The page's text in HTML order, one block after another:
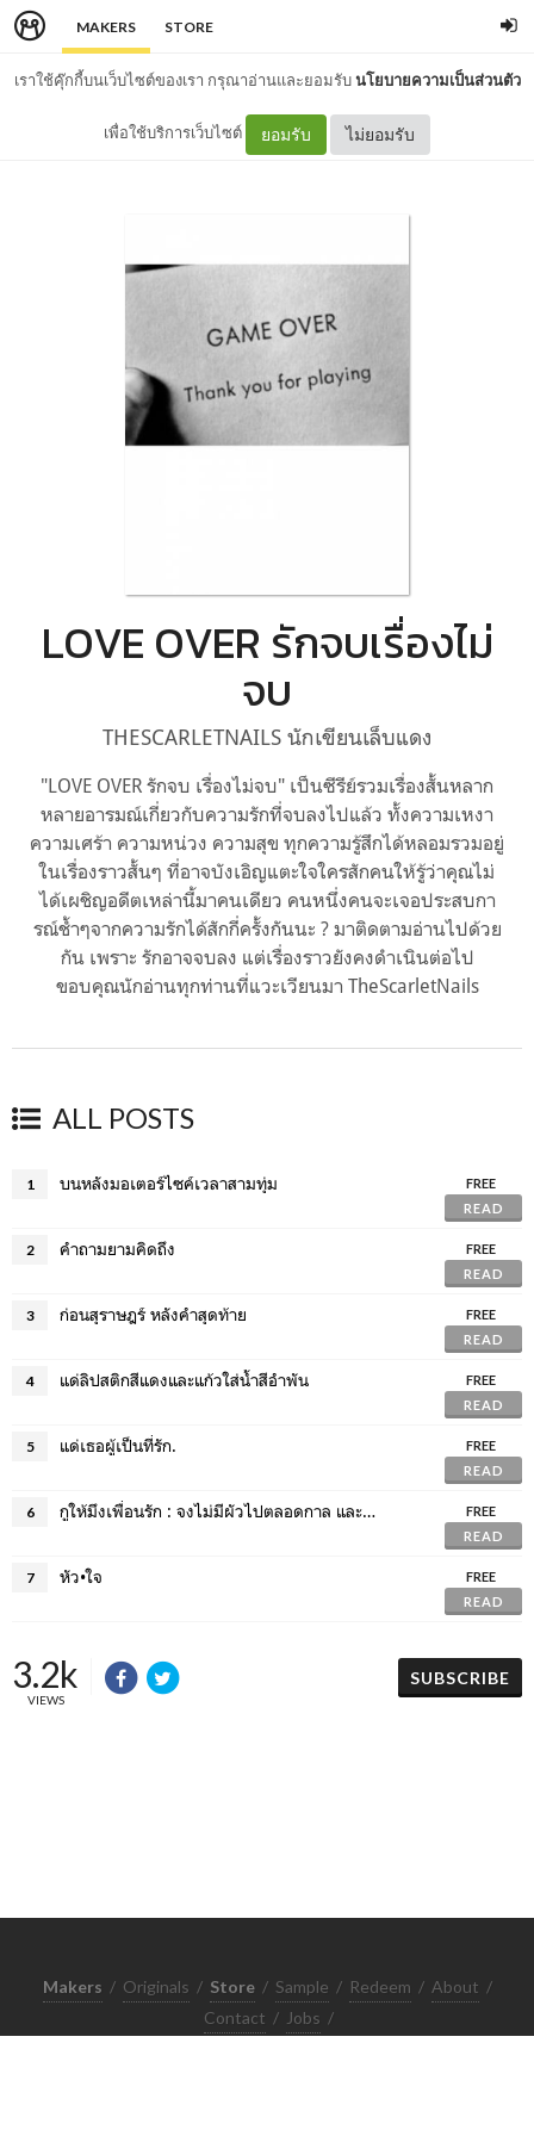
MAKERS STORE
เราใช้คุ๊กกี้บนเว็บไซต์ของเรา กรุณาอ่านและยอมรับนโยบายความเป็นส่วนตัว
เพื่อใช้บริการเว็บไซต์ ยอมรับ ไม่ยอมรับ
LOVE OVER รักจบเรื่องไม่
จบ
THESCARLETNAILS นักเขียนเล็บแดง
"LOVE OVER รักจบ เรื่องไม่จบ" เป็นซีรีย์รวมเรื่องสั้นหลาก
หลายอารมณ์เกี่ยวกับความรักที่จบลงไปแล้ว ทั้งความเหงา
ความเศร้า ความหน่วง ความสุข ทุกความรู้สึกได้หลอมรวมอยู่
ในเรื่องราวสั้นๆ ที่อาจบังเอิญแตะใจใครสักคนให้รู้ว่าคุณไม่
ได้เผชิญอดีตเหล่านี้มาคนเดียว คนหนึ่งคนจะเจอประสบกา
รณ์ช้ำๆจากความรักได้สักกี่ครั้งกันนะ ? มาติดตามอ่านไปด้วย
กัน เพราะ รักอาจจบลง แต่เรื่องราวยังคงดำเนินต่อไป
ขอบคุณนักอ่านทุกท่านที่แวะเวียนมา TheScarletNails
ALL POSTS
1 บนหลังมอเตอร์ไซค์เวลาสามทุ่ม
FREE
READ
2 คำถามยามคิดถึง
FREE
READ
3 ก่อนสุราษฎร์ หลังคำสุดท้าย
FREE
READ
4 แด่ลิปสติกสีแดงและแก้วใส่น้ำสีอำพัน
FREE
READ
5 แด่เธอผู้เป็นที่รัก.
FREE
READ
6 กูให้มึงเพื่อนรัก : จงไม่มีผัวไปตลอดกาล และไม่มีอำนาจใดลบล้างได้!
FREE
READ
7 หัว•ใจ
FREE
READ
3.2k
VIEWS
SUBSCRIBE
Makers / Originals / Store / Sample / Redeem / About /
Contact / Jobs /